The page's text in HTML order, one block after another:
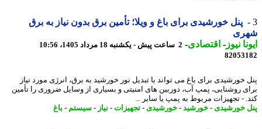
پنل خورشیدی برای باغ و ویلا؛ تأمین برق بدون نیاز به برق
نیوز-اقتصادی-2 ساعت پیش - یکشنبه 18 مرداد 1405، 10:56
خورشیدی برای باغ می تواند با تبدیل نور خورشید به برق، انرژی مورد نیاز
روشنایی، پمپ آب، دوربین های امنیتی و بسیاری از وسایل ضروری را تأمین
- تجهیزات مربوط به پمپ یا سایر ...
خورشیدی-خورشید -خورشیدی-تجهیزات- نیاز-سیستم-باغ